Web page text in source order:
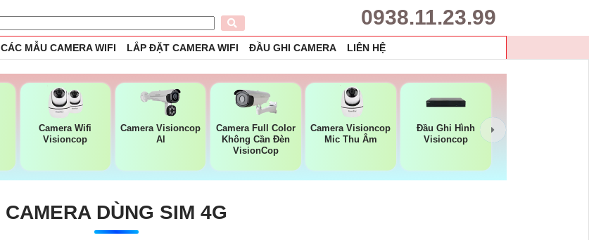
0938.11.23.99
CÁC MẪU CAMERA WIFI LẮP ĐẶT CAMERA WIFI ĐẦU GHI CAMERA LIÊN HỆ
Camera Wifi
Visioncop
Camera Visioncop
Al
Camera Full Color
Không Cần Đèn
VisionCop
Camera Visioncop
Mic Thu Âm
Đầu Ghi Hình
Visioncop
CAMERA DÙNG SIM 4G